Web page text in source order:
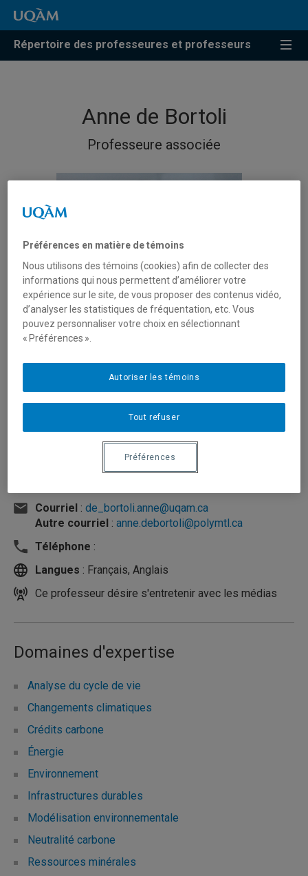
Répertoire des professeures et professeurs
Anne de Bortoli
Professeure associée
Département de stratégie, responsabilité
Courriel : de_bortoli.anne@uqam.ca
Autre courriel : anne.debortoli@polymtl.ca
Téléphone :
Langues : Français, Anglais
Ce professeur désire s'entretenir avec les médias
Domaines d'expertise
Analyse du cycle de vie
Changements climatiques
Crédits carbone
Énergie
Environnement
Infrastructures durables
Modélisation environnementale
Neutralité carbone
Ressources minérales
Préférences en matière de témoins
Nous utilisons des témoins (cookies) afin de collecter des
informations qui nous permettent d’améliorer votre
expérience sur le site, de vous proposer des contenus vidéo,
d’analyser les statistiques de fréquentation, etc. Vous
pouvez personnaliser votre choix en sélectionnant
« Préférences ».
Tout refuser
Autoriser les témoins
Préférences